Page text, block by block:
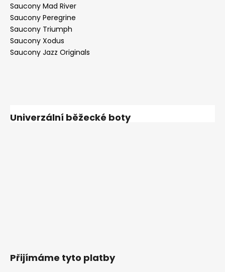
Saucony Mad River
Saucony Peregrine
Saucony Triumph
Saucony Xodus
Saucony Jazz Originals
Univerzální běžecké boty
Přijímáme tyto platby